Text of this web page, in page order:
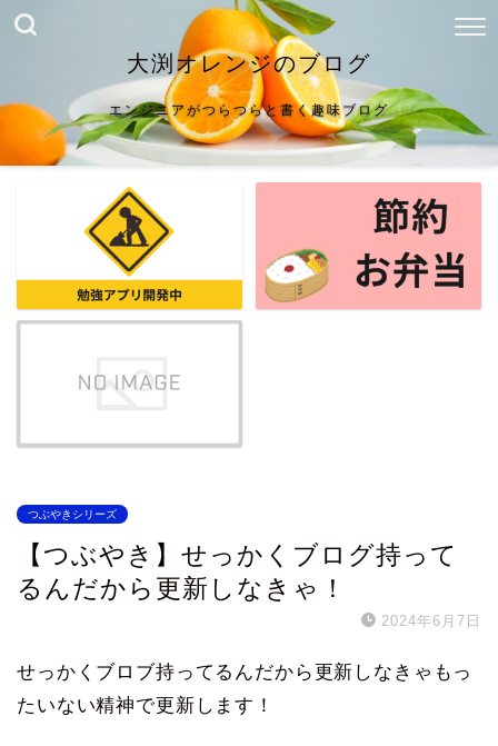
大渕オレンジのブログ
エンジニアがつらつらと書く趣味ブログ
つぶやきシリーズ
【つぶやき】せっかくブログ持って
るんだから更新しなきゃ！
2024年6月7日
せっかくブロブ持ってるんだから更新しなきゃもっ
たいない精神で更新します！